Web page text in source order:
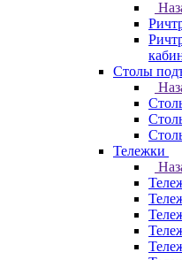
Столы
Тележки